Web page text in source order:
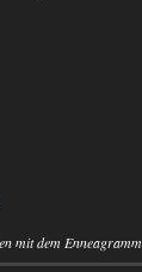
mit dem Enneagramm